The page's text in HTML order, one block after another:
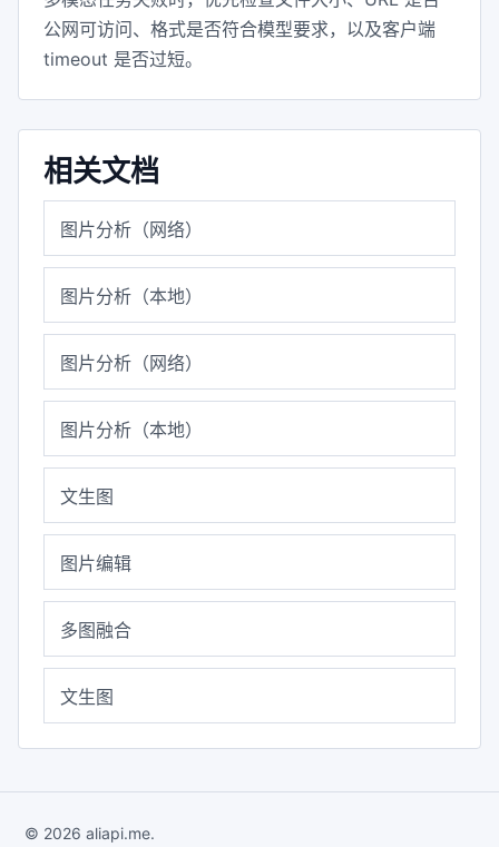
公网可访问、格式是否符合模型要求，以及客户端
timeout 是否过短。
相关文档
图片分析（网络）
图片分析（本地）
图片分析（网络）
图片分析（本地）
文生图
图片编辑
多图融合
文生图
© 2026 aliapi.me.